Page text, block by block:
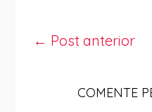
← Post anterior
COMENTE